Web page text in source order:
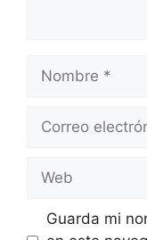
Nombre
Correo
Web
Guarda mi